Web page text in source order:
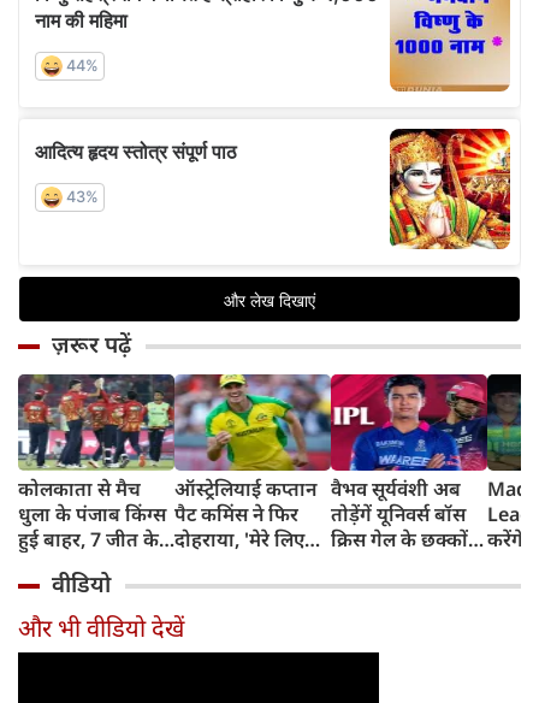
ज़रूर पढ़ें
कोलकाता से मैच
धुला के पंजाब किंग्स
हुई बाहर, 7 जीत के
ऑस्ट्रेलियाई कप्तान
पैट कमिंस ने फिर
दोहराया, 'मेरे लिए
वैभव सूर्यवंशी अब
तोड़ेंगें यूनिवर्स बॉस
क्रिस गेल के छक्कों
करेंगे
टीम में
वीडियो
और भी वीडियो देखें